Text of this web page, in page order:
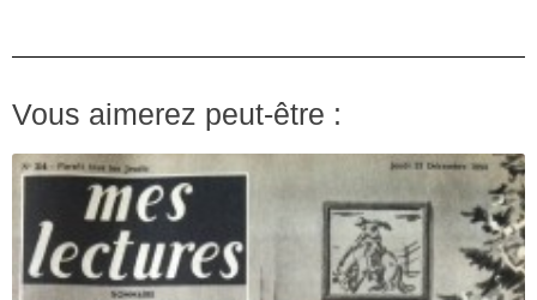
Vous aimerez peut-être :